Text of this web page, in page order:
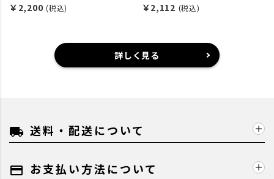
￥2,200 (税込)
￥2,112 (税込)
詳しく見る
local_shipping 送料・配送について
payment お支払い方法について